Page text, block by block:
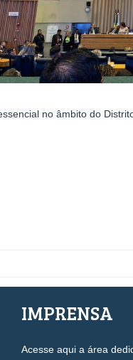
no âmbito do
IMPRENSA
Acesse aqui a área